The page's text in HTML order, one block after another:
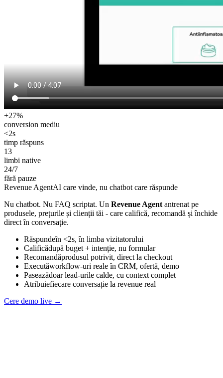
+27%
conversion mediu
<2s
timp răspuns
13
limbi native
24/7
fără pauze
Revenue AgentAI care vinde, nu chatbot care răspunde
Nu chatbot. Nu FAQ scriptat. Un Revenue Agent antrenat pe
produsele, prețurile și clienții tăi - care califică, recomandă și închide
direct în conversație.
Răspundeîn <2s, în limba vizitatorului
Calificădupă buget + intenție, nu formular
Recomandăprodusul potrivit, direct la checkout
Executăworkflow-uri reale în CRM, ofertă, demo
Paseazădoar lead-urile calde, cu context complet
Atribuiefiecare conversație la revenue real
Cere demo live →